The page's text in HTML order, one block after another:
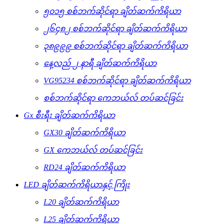
၅၀၁၅ စစ်ဘက်ဆိုင်ရာ ချိတ်ဆက်ကိရိယာ
၂၆၄၈၂ စစ်ဘက်ဆိုင်ရာ ချိတ်ဆက်ကိရိယာ
၃၈၉၉၉ စစ်ဘက်ဆိုင်ရာ ချိတ်ဆက်ကိရိယာ
နေ့လည် ၂ နာရီ ချိတ်ဆက်ကိရိယာ
VG95234 စစ်ဘက်ဆိုင်ရာ ချိတ်ဆက်ကိရိယာ
စစ်ဘက်ဆိုင်ရာ ကေဘယ်လ် တပ်ဆင်ခြင်း
Gx စီးရီး ချိတ်ဆက်ကိရိယာ
GX30 ချိတ်ဆက်ကိရိယာ
GX ကေဘယ်လ် တပ်ဆင်ခြင်း
RD24 ချိတ်ဆက်ကိရိယာ
LED ချိတ်ဆက်ကိရိယာနှင့် ကြိုး
L20 ချိတ်ဆက်ကိရိယာ
L25 ချိတ်ဆက်ကိရိယာ